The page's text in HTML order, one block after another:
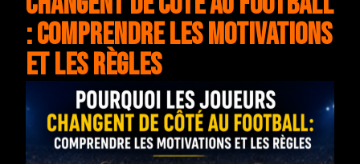
: Comprendre les motivations
et les règles